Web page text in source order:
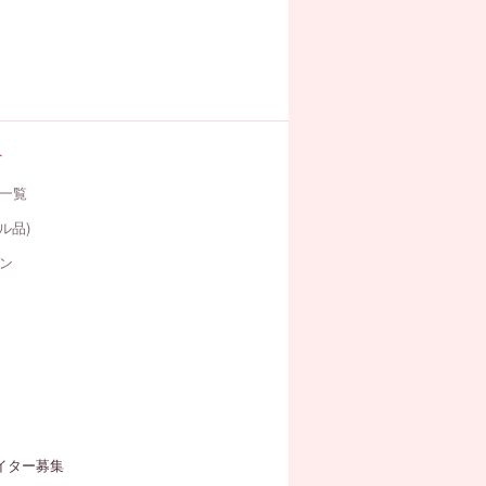
覧
品)
ター募集